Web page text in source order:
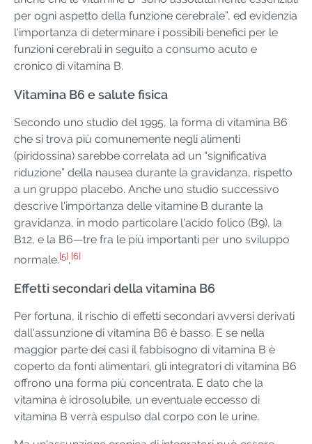
per ogni aspetto della funzione cerebrale”, ed evidenzia
l'importanza di determinare i possibili benefici per le
funzioni cerebrali in seguito a consumo acuto e
cronico di vitamina B.
Vitamina B6 e salute fisica
Secondo uno studio del 1995, la forma di vitamina B6
che si trova più comunemente negli alimenti
(piridossina) sarebbe correlata ad un “significativa
riduzione” della nausea durante la gravidanza, rispetto
a un gruppo placebo. Anche uno studio successivo
descrive l'importanza delle vitamine B durante la
gravidanza, in modo particolare l'acido folico (B9), la
B12, e la B6—tre fra le più importanti per uno sviluppo
normale.[5],[6]
Effetti secondari della vitamina B6
Per fortuna, il rischio di effetti secondari avversi derivati
dall'assunzione di vitamina B6 è basso. E se nella
maggior parte dei casi il fabbisogno di vitamina B è
coperto da fonti alimentari, gli integratori di vitamina B6
offrono una forma più concentrata. E dato che la
vitamina è idrosolubile, un eventuale eccesso di
vitamina B verrà espulso dal corpo con le urine.